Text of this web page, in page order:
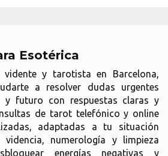
Esotérica
vidente y tarotista en Barcelona,
a resolver dudas urgentes
y futuro con respuestas claras y
de tarot telefónico y online
adaptadas a tu situación
numerología y limpieza
energías negativas y